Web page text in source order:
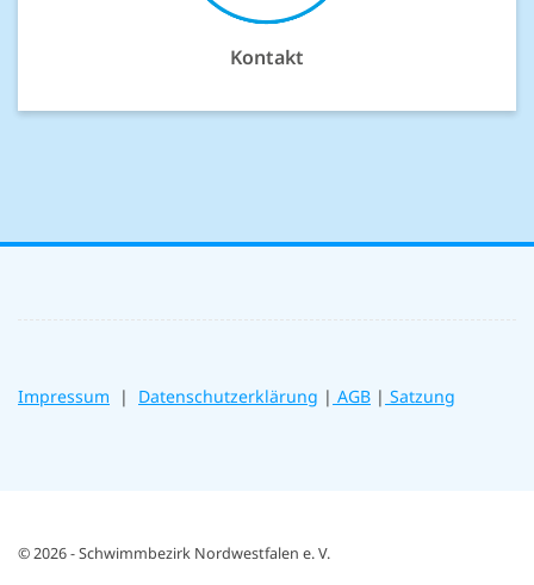
Kontakt
Impressum | Datenschutzerklärung | AGB | Satzung
© 2026 - Schwimmbezirk Nordwestfalen e. V.